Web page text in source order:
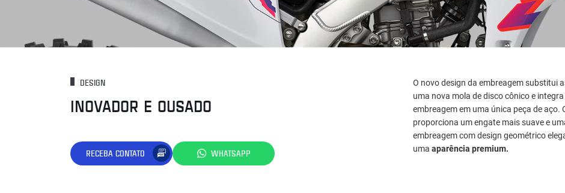
DESIGN
INOVADOR E OUSADO
RECEBA CONTATO WHATSAPP
O novo design da embreagem substitui
uma nova mola de disco cônico e
embreagem em uma única peça de aço.
proporciona um engate mais suave e
embreagem com design geométrico
uma aparência premium.